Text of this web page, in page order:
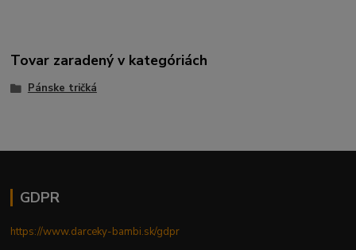
Tovar zaradený v kategóriách
Pánske tričká
GDPR
https://www.darceky-bambi.sk/gdpr